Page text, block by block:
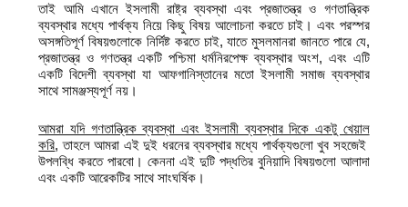
তাই আমি এখানে ইসলামী রাষ্ট্র ব্যবস্থা এবং প্রজাতন্ত্র ও গণতান্ত্রিক
ব্যবস্থার মধ্যে পার্থক্য নিয়ে কিছু বিষয় আলোচনা করতে চাই। এবং পরস্পর
অসঙ্গতিপূর্ণ বিষয়গুলোকে নির্দিষ্ট করতে চাই, যাতে মুসলমানরা জানতে পারে যে,
প্রজাতন্ত্র ও গণতন্ত্র একটি পশ্চিমা ধর্মনিরপেক্ষ ব্যবস্থার অংশ, এবং এটি
একটি বিদেশী ব্যবস্থা যা আফগানিস্তানের মতো ইসলামী সমাজ ব্যবস্থার
সাথে সামঞ্জস্যপূর্ণ নয়।
আমরা যদি গণতান্ত্রিক ব্যবস্থা এবং ইসলামী ব্যবস্থার দিকে একটু খেয়াল
করি, তাহলে আমরা এই দুই ধরনের ব্যবস্থার মধ্যে পার্থক্যগুলো খুব সহজেই
উপলব্ধি করতে পারবো। কেননা এই দুটি পদ্ধতির বুনিয়াদি বিষয়গুলো আলাদা
এবং একটি আরেকটির সাথে সাংঘর্ষিক।